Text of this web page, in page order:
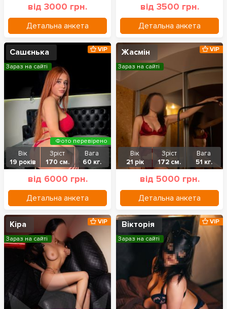
від 3000 грн.
Детальна анкета
від 3500 грн.
Детальна анкета
Сашєнька
Вік
19 років
Зріст
170 см.
Вага
60 кг.
від 6000 грн.
Детальна анкета
VIP
Зараз на сайті
Фото перевірено
Жасмін
Вік
21 рік
Зріст
172 см.
Вага
51 кг.
від 5000 грн.
Детальна анкета
VIP
Зараз на сайті
Кіра VIP
Зараз на сайті
Вікторія VIP
Зараз на сайті